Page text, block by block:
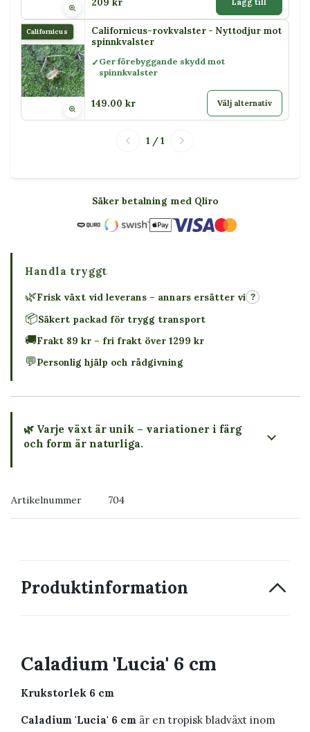
Californicus
Californicus-rovkvalster - Nyttodjur mot
spinnkvalster
Ger förebyggande skydd mot
spinnkvalster
149.00 kr Välj alternativ
1 / 1
Säker betalning med Qliro
Handla tryggt
🌿Frisk växt vid leverans – annars ersätter vi ?
📦Säkert packad för trygg transport
🚚Frakt 89 kr – fri frakt över 1299 kr
💬Personlig hjälp och rådgivning
🌿 Varje växt är unik – variationer i färg
och form är naturliga.
Artikelnummer 704
Produktinformation
Caladium 'Lucia' 6 cm
Krukstorlek 6 cm
Caladium 'Lucia' 6 cm är en tropisk bladväxt inom